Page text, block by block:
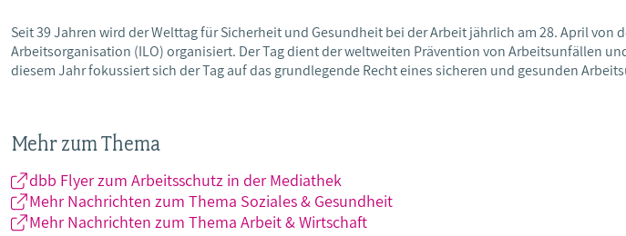
Seit 39 Jahren wird der Welttag für Sicherheit und Gesundheit bei der Arbeit jährlich am 28. April von
Arbeitsorganisation (ILO) organisiert. Der Tag dient der weltweiten Prävention von Arbeitsunfällen
diesem Jahr fokussiert sich der Tag auf das grundlegende Recht eines sicheren und gesunden
Mehr zum Thema
dbb Flyer zum Arbeitsschutz in der Mediathek
Mehr Nachrichten zum Thema Soziales & Gesundheit
Mehr Nachrichten zum Thema Arbeit & Wirtschaft